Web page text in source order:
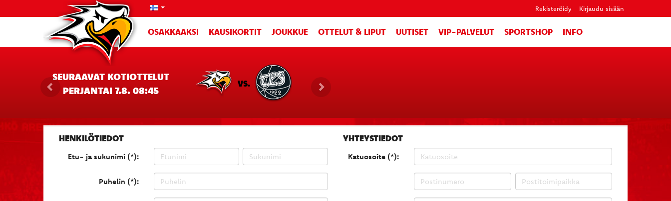
Rekisteröidy Kirjaudu sisään
OSAKKAAKSI KAUSIKORTIT JOUKKUE OTTELUT & LIPUT UUTISET VIP-PALVELUT SPORTSHOP INFO
SEURAAVAT KOTIOTTELUT
PERJANTAI 7.8. 08:45
VS.
HENKILÖTIEDOT
Etu- ja sukunimi (*):
Puhelin (*):
YHTEYSTIEDOT
Katuosoite (*):